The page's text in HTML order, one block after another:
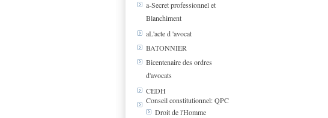
a-Secret professionnel et
Blanchiment
aL'acte d 'avocat
BATONNIER
Bicentenaire des ordres
d'avocats
CEDH
Conseil constitutionnel: QPC
Droit de l'Homme